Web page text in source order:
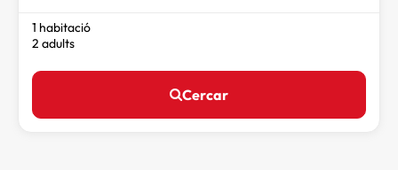
1 habitació
2 adults
Cercar